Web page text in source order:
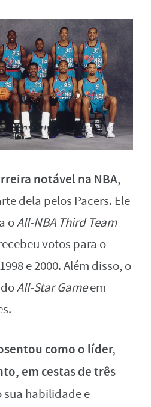
notável na NBA,
dela pelos Pacers. Ele
oAll-NBA Third Team
votos para o
e 2000. Além disso, o
All-Star Gameem
como o líder,
em cestas de três
sua habilidade e